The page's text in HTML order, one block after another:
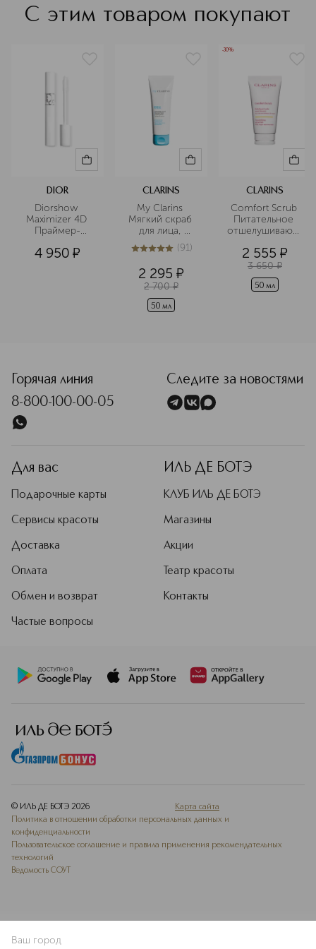
С этим товаром покупают
DIOR
Diorshow
Maximizer 4D
Праймер-
ресниц
4 950 ¤
CLARINS
My Clarins
Мягкий скраб
для лица,
придающий
сияние коже
5из 591 (91)
2 295 ¤
2 700 ¤
50 мл
-30%
CLARINS
Comfort Scrub
Питательное
отшелушивающее
2 555 ¤
3 650 ¤
50 мл
В КОРЗИНУ
Горячая линия
8-800-100-00-05
Следите за новостями
Для вас
Подарочные карты
Сервисы красоты
Доставка
Оплата
Обмен и возврат
Частые вопросы
ИЛЬ ДЕ БОТЭ
КЛУБ ИЛЬ ДЕ БОТЭ
Магазины
Акции
Театр красоты
Контакты
© ИЛЬ ДЕ БОТЭ 2026
Карта сайта
Политика в отношении обработки персональных данных и
конфиденциальности
Пользовательское соглашение и правила применения рекомендательных
технологий
Ведомость СОУТ
Ваш город